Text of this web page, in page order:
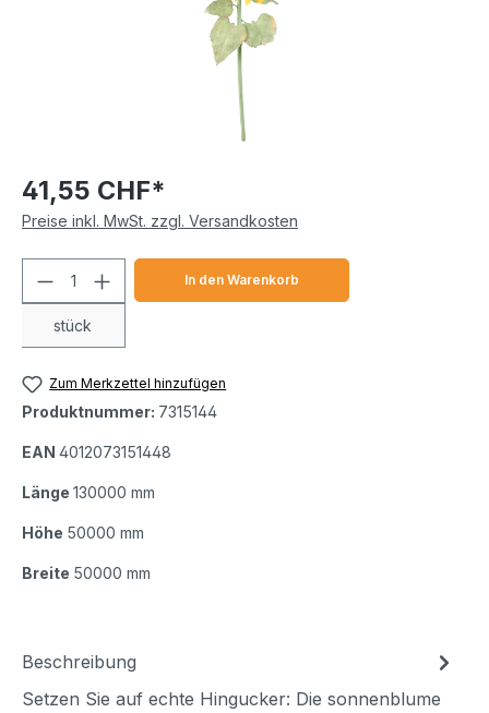
41,55 CHF*
Preise inkl. MwSt. zzgl. Versandkosten
Produkt Anzahl: Gib den
stück
In den Warenkorb
Zum Merkzettel hinzufügen
Produktnummer: 7315144
EAN 4012073151448
Länge 130000 mm
Höhe 50000 mm
Breite 50000 mm
Beschreibung
Setzen Sie auf echte Hingucker: Die sonnenblume